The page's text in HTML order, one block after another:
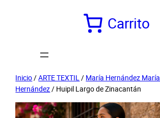
Carrito
Inicio/ARTE TEXTIL/ María Hernández María
Hernández/ Huipil Largo de Zinacantán